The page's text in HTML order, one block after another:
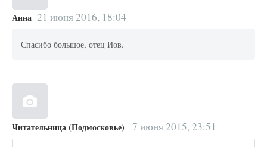
Анна 21 июня 2016, 18:04
Спасибо большое, отец Иов.
Читательница (Подмосковье) 7 июня 2015, 23:51